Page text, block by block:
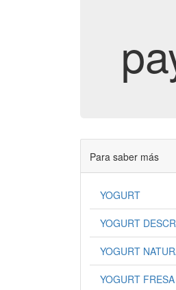
Para saber más
YOGURT
YOGURT
YOGURT
YOGURT FRESA